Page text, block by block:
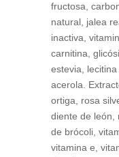
fructosa,
natural, jalea
inactiva,
carnitina,
estevia,
acerola.
ortiga, rosa
diente de león,
de brócoli,
vitamina e,